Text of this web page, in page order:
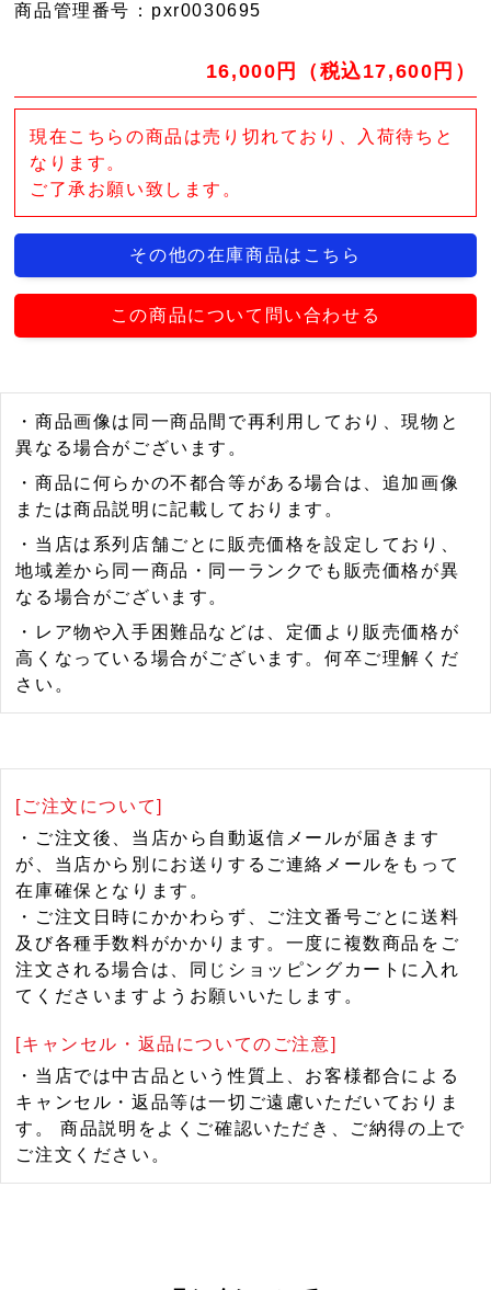
商品管理番号 ：pxr0030695
16,000円（税込17,600円）
現在こちらの商品は売り切れており、入荷待ちと
なります。
ご了承お願い致します。
その他の在庫商品はこちら
この商品について問い合わせる
・商品画像は同一商品間で再利用しており、現物と
異なる場合がございます。
・商品に何らかの不都合等がある場合は、追加画像
または商品説明に記載しております。
・当店は系列店舗ごとに販売価格を設定しており、
地域差から同一商品・同一ランクでも販売価格が異
なる場合がございます。
・レア物や入手困難品などは、定価より販売価格が
高くなっている場合がございます。何卒ご理解くだ
さい。
[ご注文について]
・ご注文後、当店から自動返信メールが届きます
が、当店から別にお送りするご連絡メールをもって
在庫確保となります。
・ご注文日時にかかわらず、ご注文番号ごとに送料
及び各種手数料がかかります。一度に複数商品をご
注文される場合は、同じショッピングカートに入れ
てくださいますようお願いいたします。
[キャンセル・返品についてのご注意]
・当店では中古品という性質上、お客様都合による
キャンセル・返品等は一切ご遠慮いただいておりま
す。 商品説明をよくご確認いただき、ご納得の上で
ご注文ください。